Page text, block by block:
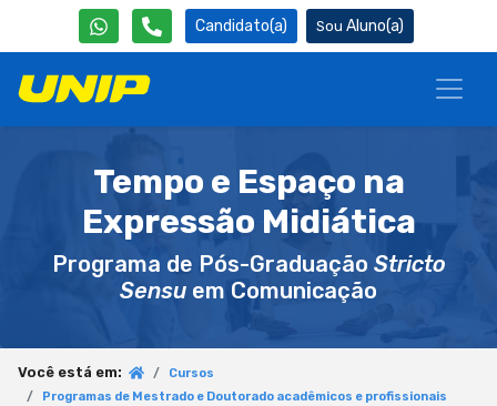
Candidato(a) Aluno(a)
Tempo e Espaço na
Expressão Midiática
Programa de Pós-Graduação Stricto
Sensu em Comunicação
Você está em:
Cursos
Programas de Mestrado e Doutorado acadêmicos e profissionais